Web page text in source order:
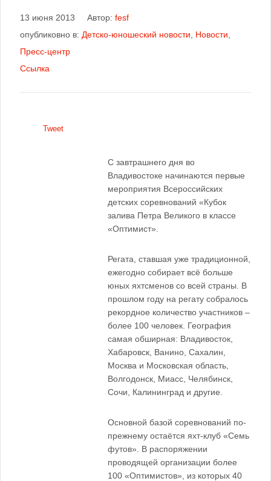
13 июня 2013 Автор: fesf
опубликовно в: Детско-юношеский новости Новости
Пресс-центр
Ссылка
Tweet
С завтрашнего дня во
Владивостоке начинаются первые
мероприятия Всероссийских
детских соревнований «Кубок
залива Петра Великого в классе
«Оптимист».
Регата, ставшая уже традиционной,
ежегодно собирает всё больше
юных яхтсменов со всей страны. В
прошлом году на регату собралось
рекордное количество участников –
более 100 человек. География
самая обширная: Владивосток,
Хабаровск, Ванино, Сахалин,
Москва и Московская область,
Волгодонск, Миасс, Челябинск,
Сочи, Калининград и другие.
Основной базой соревнований по-
прежнему остаётся яхт-клуб «Семь
футов». В распоряжении
проводящей организации более
100 «Оптимистов», из которых 40